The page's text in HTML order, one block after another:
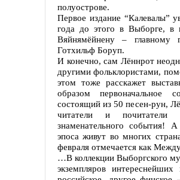
полуострове.
Первое издание “Калевалы”
года до этого в Выборге, в
Вяйнямёйнену – главному
Готхильф Боруп.
И конечно, сам Лённрот
другими фольклористами,
этом тоже расскажет
образом первоначальное
состоящий из 50 песен-рун,
читатели и почитатели
знаменательного события!
эпоса живут во многих
февраля отмечается как
…В коллекции Выборгского
экземпляров